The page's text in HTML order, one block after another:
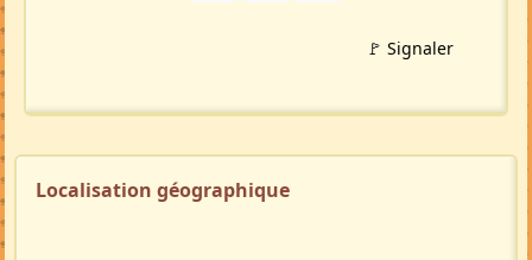
🚩 Signaler
Localisation géographique